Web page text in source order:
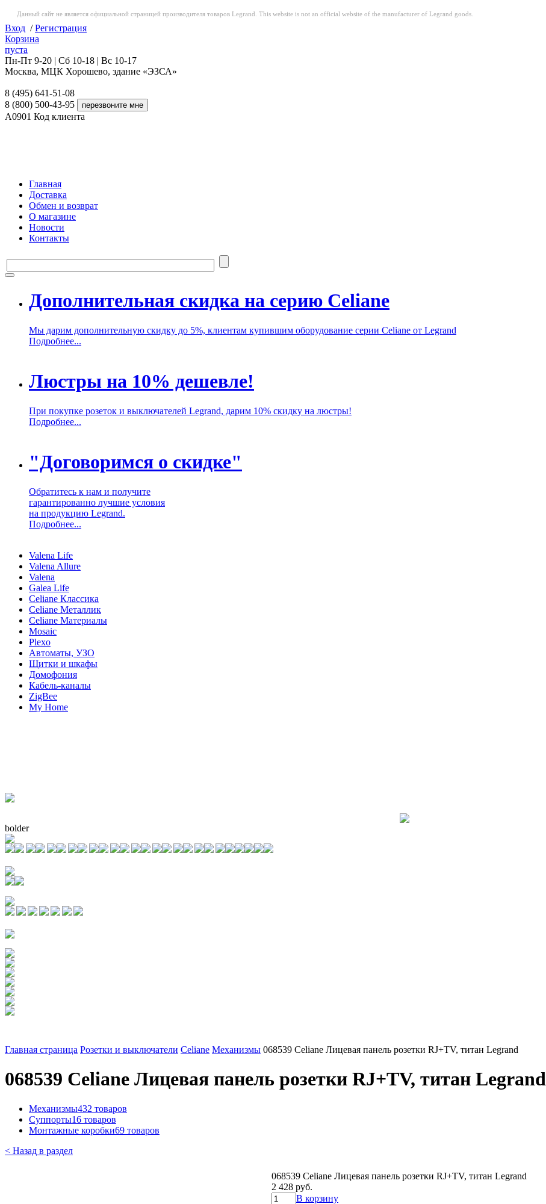
Данный сайт не является официальной страницей производителя товаров Legrand. This website is not an official website of the manufacturer of Legrand goods.
Вход /Регистрация
Корзина
пуста
Пн-Пт 9-20 | Сб 10-18 | Вс 10-17
Москва, МЦК Хорошево, здание «ЭЗСА»
8 (495) 641-51-08
8 (800) 500-43-95
A0901 Код клиента
Главная
Доставка
Обмен и возврат
О магазине
Новости
Контакты
Дополнительная скидка на серию Celiane
Мы дарим дополнительную скидку до 5%, клиентам купившим оборудование серии Celiane от Legrand
Подробнее...
Люстры на 10% дешевле!
При покупке розеток и выключателей Legrand, дарим 10% скидку на люстры!
Подробнее...
"Договоримся о скидке"
Обратитесь к нам и получите
гарантированно лучшие условия
на продукцию Legrand.
Подробнее...
Valena Life
Valena Allure
Valena
Galea Life
Celiane Классика
Celiane Металлик
Celiane Материалы
Mosaic
Plexo
Автоматы, УЗО
Щитки и шкафы
Домофония
Кабель-каналы
ZigBee
My Home
bolder
Главная страница Розетки и выключатели Celiane Механизмы 068539 Celiane Лицевая панель розетки RJ+TV, титан Legrand
068539 Celiane Лицевая панель розетки RJ+TV, титан Legrand
Механизмы432 товаров
Суппорты16 товаров
Монтажные коробки69 товаров
< Назад в раздел
068539 Celiane Лицевая панель розетки RJ+TV, титан Legrand
2 428 руб.
В корзину